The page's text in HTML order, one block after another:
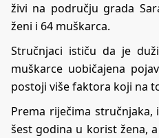
živi na području grada
ženi i 64 muškarca.
Stručnjaci ističu da je
muškarce uobičajena
postoji više faktora koji na
Prema riječima
šest godina u korist žena,